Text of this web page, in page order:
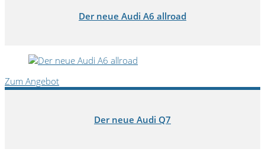
Der neue Audi A6 allroad
Zum Angebot
Der neue Audi Q7